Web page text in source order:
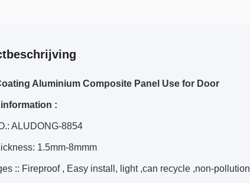
Aluminium Composite Panel Use for Door
:
ALUDONG-8854
1.5mm-8mmm
:: Fireproof , Easy install, light ,can recycle ,non-pollution